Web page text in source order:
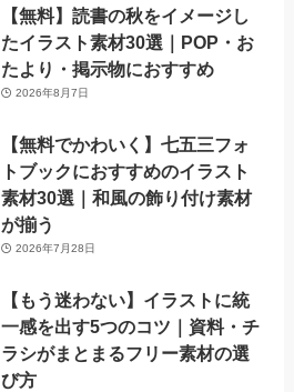
【無料】読書の秋をイメージし
たイラスト素材30選｜POP・お
たより・掲示物におすすめ
2026年8月7日
【無料でかわいく】七五三フォ
トブックにおすすめのイラスト
素材30選｜和風の飾り付け素材
が揃う
2026年7月28日
【もう迷わない】イラストに統
一感を出す5つのコツ｜資料・チ
ラシがまとまるフリー素材の選
び方